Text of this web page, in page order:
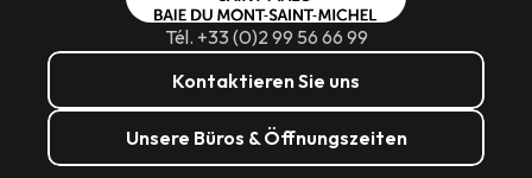
Tél. +33 (0)2 99 56 66 99
Kontaktieren Sie uns
Unsere Büros & Öffnungszeiten